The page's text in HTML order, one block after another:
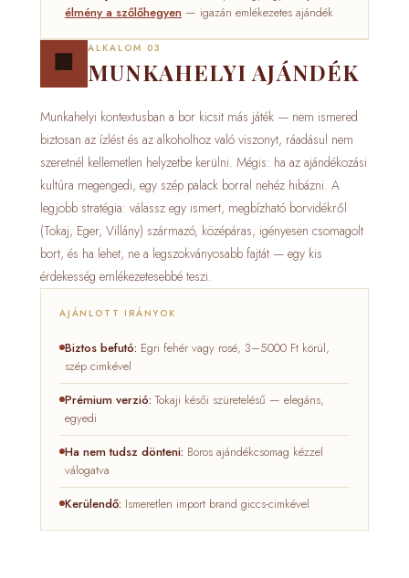
élmény a szőlőhegyen — igazán emlékezetes ajándék
🏢
ALKALOM 03
MUNKAHELYI AJÁNDÉK
Munkahelyi kontextusban a bor kicsit más játék — nem ismered
biztosan az ízlést és az alkoholhoz való viszonyt, ráadásul nem
szeretnél kellemetlen helyzetbe kerülni. Mégis: ha az ajándékozási
kultúra megengedi, egy szép palack borral nehéz hibázni. A
legjobb stratégia: válassz egy ismert, megbízható borvidékről
(Tokaj, Eger, Villány) származó, középáras, igényesen csomagolt
bort, és ha lehet, ne a legszokványosabb fajtát — egy kis
érdekesség emlékezetesebbé teszi.
AJÁNLOTT IRÁNYOK
Biztos befutó: Egri fehér vagy rosé, 3–5000 Ft körül,
szép cimkével
Prémium verzió: Tokaji késői szüretelésű — elegáns,
egyedi
Ha nem tudsz dönteni: Boros ajándékcsomag kézzel
válogatva
Kerülendő: Ismeretlen import brand giccs-cimkével